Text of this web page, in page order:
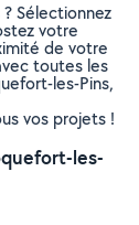
Sélectionnez
votre
de votre
toutes les
les-Pins,
vos projets !
les-